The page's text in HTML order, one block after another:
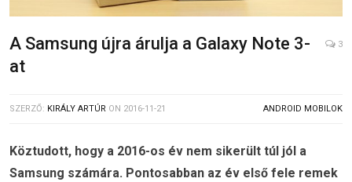
A Samsung újra árulja a Galaxy Note 3-
at
3
SZERZŐ: KIRÁLY ARTÚR ON 2016-11-21 ANDROID MOBILOK
Köztudott, hogy a 2016-os év nem sikerült túl jól a
Samsung számára. Pontosabban az év első fele remek